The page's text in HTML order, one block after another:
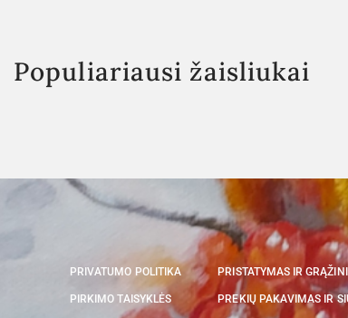
Populiariausi žaisliukai
PRIVATUMO POLITIKA
PIRKIMO TAISYKLĖS
PRISTATYMAS IR
PREKIŲ PAKAVIMAS IR